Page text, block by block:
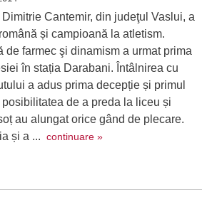
Cantemir, din judeţul Vaslui, a
și campioană la atletism.
de farmec şi dinamism a urmat prima
în stația Darabani. Întâlnirea cu
a adus prima decepție și primul
de a preda la liceu și
au alungat orice gând de plecare.
și a ... continuare »